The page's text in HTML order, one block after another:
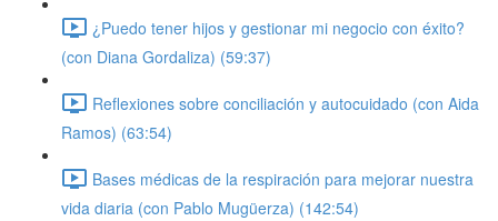
¿Puedo tener hijos y gestionar mi negocio con éxito?
(con Diana Gordaliza) (59:37)
Reflexiones sobre conciliación y autocuidado (con Aida
Ramos) (63:54)
Bases médicas de la respiración para mejorar nuestra
vida diaria (con Pablo Mugüerza) (142:54)